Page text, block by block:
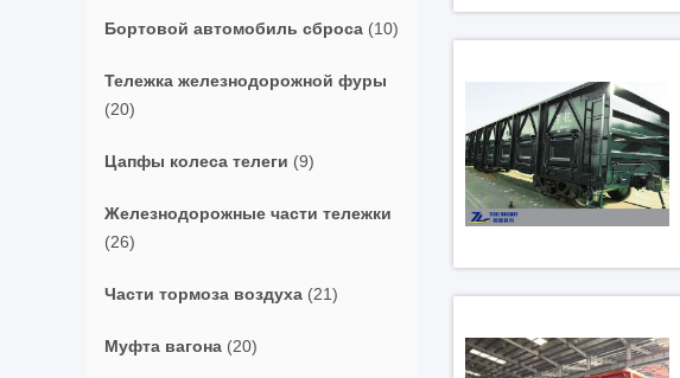
Бортовой автомобиль сброса (10)
Тележка железнодорожной фуры
(20)
Цапфы колеса телеги (9)
Железнодорожные части тележки
(26)
Части тормоза воздуха (21)
Муфта вагона (20)